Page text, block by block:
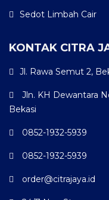
Sedot Limbah Cair
KONTAK CITRA
Jl. Rawa Semut 2,
Jln. KH Dewantara
Bekasi
0852-1932-5939
0852-1932-5939
order@citrajaya.id